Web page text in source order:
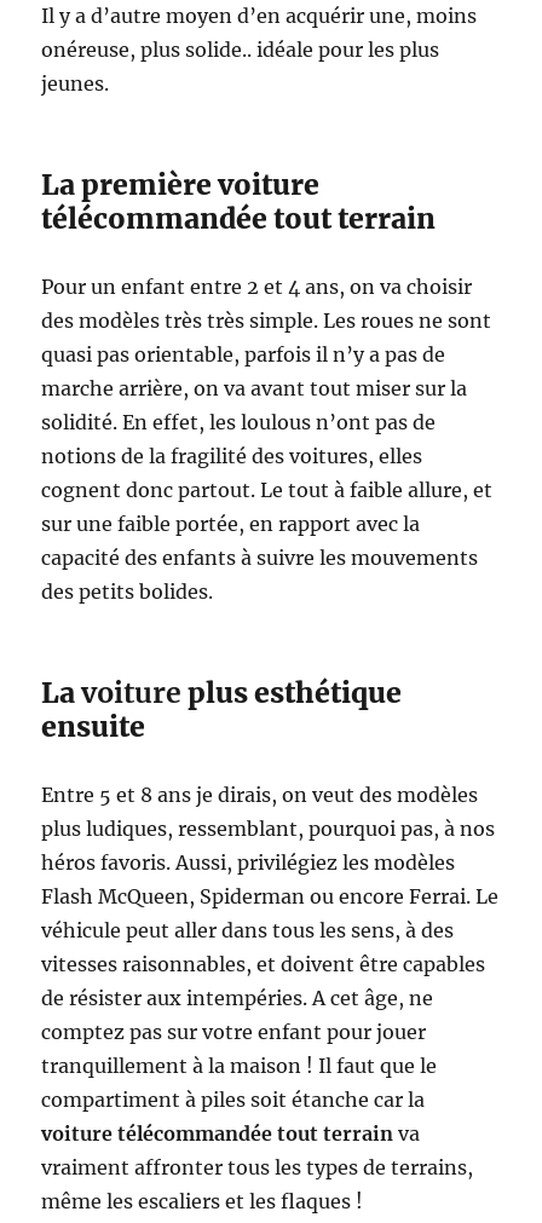
Il y a d’autre moyen d’en acquérir une, moins
onéreuse, plus solide.. idéale pour les plus
jeunes.
La première voiture
télécommandée tout terrain
Pour un enfant entre 2 et 4 ans, on va choisir
des modèles très très simple. Les roues ne sont
quasi pas orientable, parfois il n’y a pas de
marche arrière, on va avant tout miser sur la
solidité. En effet, les loulous n’ont pas de
notions de la fragilité des voitures, elles
cognent donc partout. Le tout à faible allure, et
sur une faible portée, en rapport avec la
capacité des enfants à suivre les mouvements
des petits bolides.
Lavoiture plus esthétique
ensuite
Entre 5 et 8 ans je dirais, on veut des modèles
plus ludiques, ressemblant, pourquoi pas, à nos
héros favoris. Aussi, privilégiez les modèles
Flash McQueen, Spiderman ou encore Ferrai. Le
véhicule peut aller dans tous les sens, à des
vitesses raisonnables, et doivent être capables
de résister aux intempéries. A cet âge, ne
comptez pas sur votre enfant pour jouer
tranquillement à la maison ! Il faut que le
compartiment à piles soit étanche car la
voiture télécommandée tout terrainva
vraiment affronter tous les types de terrains,
même les escaliers et les flaques !